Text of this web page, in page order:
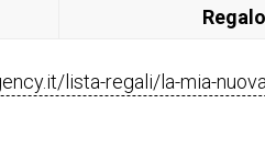
Regalo
lista-regali/la-mia-